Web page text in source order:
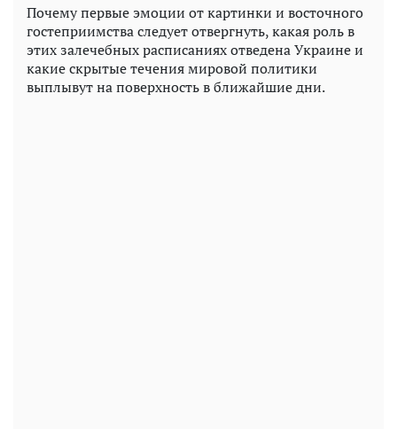
Почему первые эмоции от картинки и восточного
гостеприимства следует отвергнуть, какая роль в
этих залечебных расписаниях отведена Украине и
какие скрытые течения мировой политики
выплывут на поверхность в ближайшие дни.